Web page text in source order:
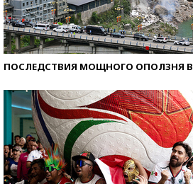
ПОСЛЕДСТВИЯ МОЩНОГО ОПОЛЗНЯ